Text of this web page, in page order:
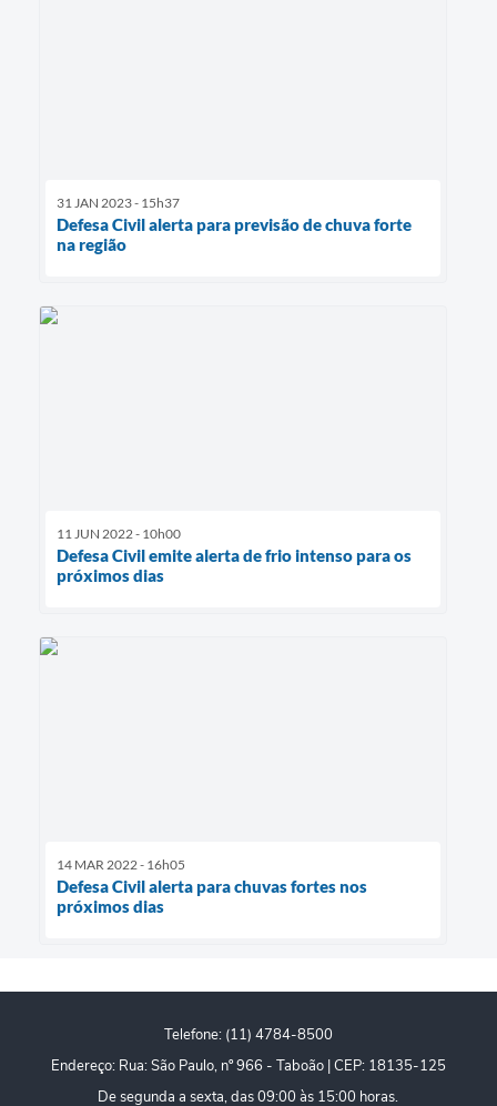
31 JAN 2023 - 15h37
Defesa Civil alerta para previsão de chuva forte
na região
11 JUN 2022 - 10h00
Defesa Civil emite alerta de frio intenso para os
próximos dias
14 MAR 2022 - 16h05
Defesa Civil alerta para chuvas fortes nos
próximos dias
Telefone: (11) 4784-8500
Endereço: Rua: São Paulo, nº 966 - Taboão | CEP: 18135-125
De segunda a sexta, das 09:00 às 15:00 horas.